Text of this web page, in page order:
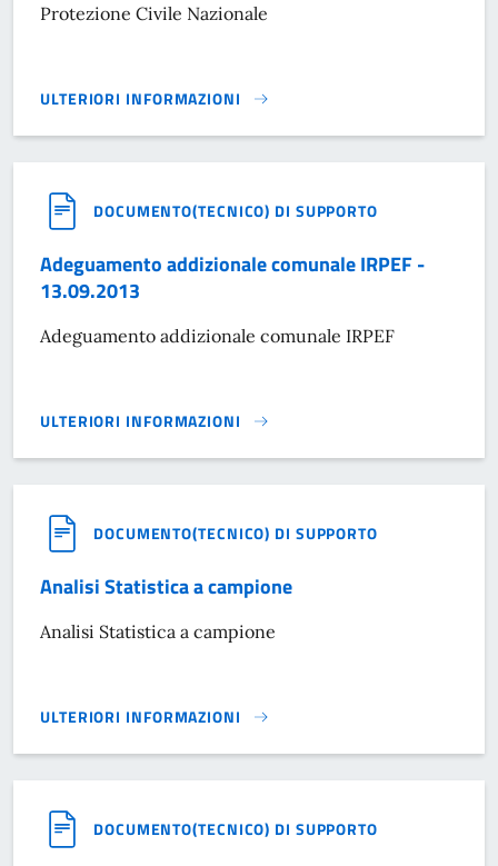
Protezione Civile Nazionale
ULTERIORI INFORMAZIONI
PROTEZIONE CIVILE NAZIONALE}
DOCUMENTO(TECNICO) DI SUPPORTO
Adeguamento addizionale comunale IRPEF -
13.09.2013
Adeguamento addizionale comunale IRPEF
ULTERIORI INFORMAZIONI
ADEGUAMENTO ADDIZIONALE COMUNALE IRPEF -
DOCUMENTO(TECNICO) DI SUPPORTO
Analisi Statistica a campione
Analisi Statistica a campione
ULTERIORI INFORMAZIONI
ANALISI STATISTICA A CAMPIONE}
DOCUMENTO(TECNICO) DI SUPPORTO